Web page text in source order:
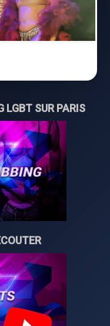
LGBT SUR PARIS